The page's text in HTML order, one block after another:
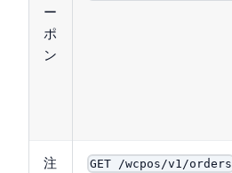
ー
ポ
ン
注
GET /wcpos/v1/orders